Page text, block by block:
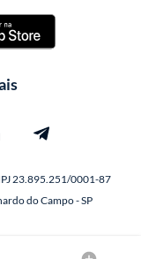
23.895.251/0001-87
do Campo - SP